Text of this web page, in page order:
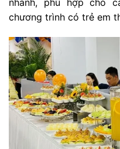
chương trình có trẻ em